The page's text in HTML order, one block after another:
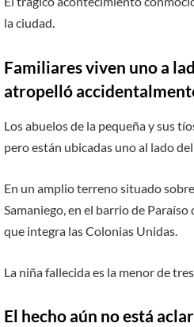
la ciudad.
Familiares viven uno a
atropelló
Los abuelos de la pequeña y sus
pero están ubicadas uno al lado
En un amplio terreno situado
Samaniego, en el barrio de
que integra las Colonias Unidas.
La niña fallecida es la menor de
El hecho aún no está